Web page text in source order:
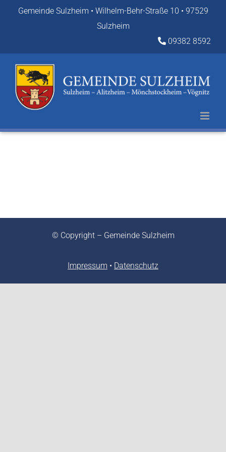
Gemeinde Sulzheim • Wilhelm-Behr-Straße 10 • 97529
Sulzheim
09382 8592
© Copyright – Gemeinde Sulzheim
Impressum • Datenschutz